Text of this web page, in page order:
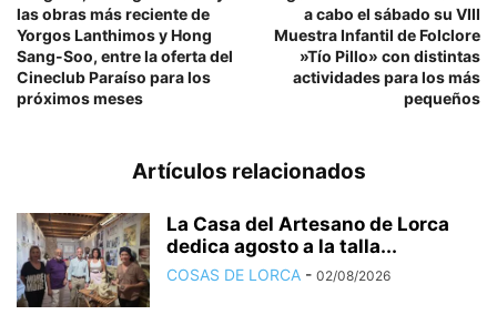
las obras más reciente de
Yorgos Lanthimos y Hong
Sang-Soo, entre la oferta del
Cineclub Paraíso para los
próximos meses
a cabo el sábado su VIII
Muestra Infantil de Folclore
»Tío Pillo» con distintas
actividades para los más
pequeños
Artículos relacionados
La Casa del Artesano de Lorca
dedica agosto a la talla...
COSAS DE LORCA - 02/08/2026